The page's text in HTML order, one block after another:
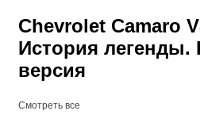
Chevrolet Camaro
История легенды.
версия
Смотреть все